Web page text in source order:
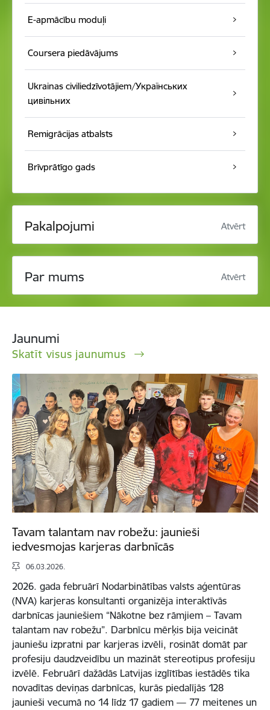
E-apmācību moduļi
Coursera piedāvājums
Ukrainas civiliedzīvotājiem/Українських
цивільних
Remigrācijas atbalsts
Brīvprātīgo gads
Pakalpojumi Atvērt
Par mums Atvērt
Jaunumi
Skatīt visus jaunumus
Tavam talantam nav robežu: jaunieši
iedvesmojas karjeras darbnīcās
06.03.2026.
2026. gada februārī Nodarbinātības valsts aģentūras
(NVA) karjeras konsultanti organizēja interaktīvās
darbnīcas jauniešiem “Nākotne bez rāmjiem – Tavam
talantam nav robežu”. Darbnīcu mērķis bija veicināt
jauniešu izpratni par karjeras izvēli, rosināt domāt par
profesiju daudzveidību un mazināt stereotipus profesiju
izvēlē. Februārī dažādās Latvijas izglītības iestādēs tika
novadītas deviņas darbnīcas, kurās piedalījās 128
jaunieši vecumā no 14 līdz 17 gadiem — 77 meitenes un